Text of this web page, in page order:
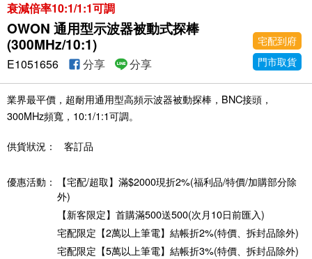
衰減倍率10:1/1:1可調
OWON 通用型示波器被動式探棒
(300MHz/10:1)
宅配到府
門市取貨
E1051656 分享 分享
業界最平價，超耐用通用型高頻示波器被動探棒，BNC接頭，
300MHz頻寬，10:1/1:1可調。
供貨狀況： 客訂品
優惠活動：
【宅配/超取】滿$2000現折2%(福利品/特價/加購部分除
外)
【新客限定】首購滿500送500(次月10日前匯入)
宅配限定【2萬以上筆電】結帳折2%(特價、拆封品除外)
宅配限定【5萬以上筆電】結帳折3%(特價、拆封品除外)